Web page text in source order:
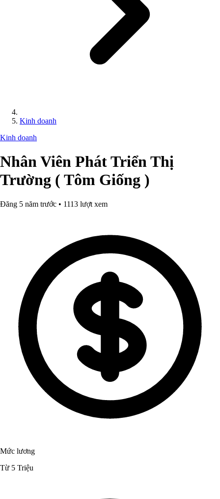
Kinh doanh
Kinh doanh
Nhân Viên Phát Triển Thị
Trường ( Tôm Giống )
Đăng 5 năm trước • 1113 lượt xem
Mức lương
Từ 5 Triệu